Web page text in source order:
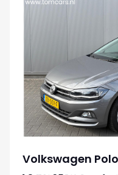
Volkswagen Polo